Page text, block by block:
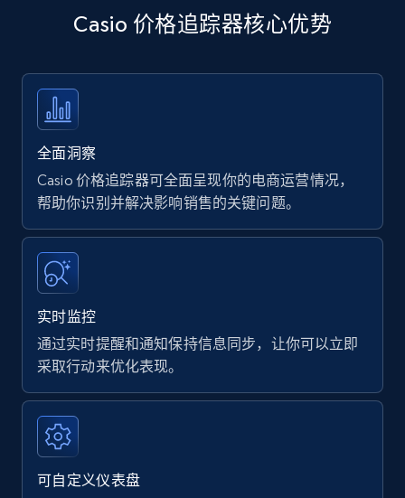
Casio 价格追踪器核心优势
全面洞察
Casio 价格追踪器可全面呈现你的电商运营情况，
帮助你识别并解决影响销售的关键问题。
实时监控
通过实时提醒和通知保持信息同步，让你可以立即
采取行动来优化表现。
可自定义仪表盘